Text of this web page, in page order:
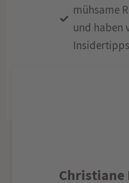
mühsame
und haben
Insidertipps
Christiane